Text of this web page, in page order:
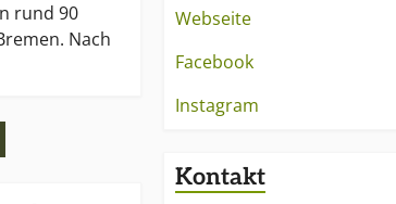
rund 90
Nach
2017
des
Webseite
Facebook
Instagram
Kontakt